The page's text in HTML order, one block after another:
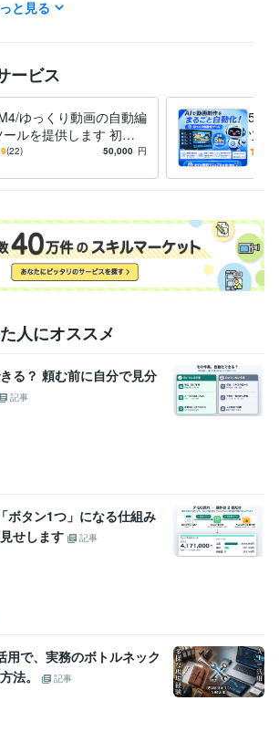
リエイター
ンドエンジニア 経験年数 : 3年
フレームワーク
年Python:3年
ティブツール
年 AviUtl:3年 Final Cut Pro:3年
CapCut:3年
年
と見る
ービス
ゆっくり動画の自動編
ールを提供します 初心
も数分で動画制作。台
(22) 50,000 円
5ch
ツー
e収
人にオススメ
る？ 頼む前に自分で見分
記事
ボタン1つ」になる仕組み
せします
記事
用で、実務のボトルネック
法。
記事